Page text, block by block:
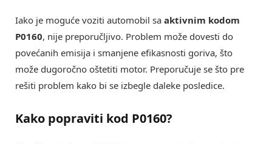
Iako je moguće voziti automobil sa aktivnim kodom
P0160, nije preporučljivo. Problem može dovesti do
povećanih emisija i smanjene efikasnosti goriva, što
može dugoročno oštetiti motor. Preporučuje se što pre
rešiti problem kako bi se izbegle daleke posledice.
Kako popraviti kod P0160?